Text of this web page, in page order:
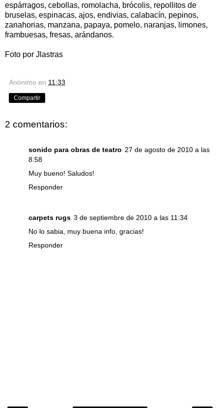
espárragos, cebollas, romolacha, brócolis, repollitos de
bruselas, espinacas, ajos, endivias, calabacín, pepinos,
zanahorias, manzana, papaya, pomelo, naranjas, limones,
frambuesas, fresas, arándanos.
Foto por Jlastras
Anónimo en 11:33
Compartir
2 comentarios:
sonido para obras de teatro 27 de agosto de 2010 a las
8:58
Muy bueno! Saludos!
Responder
carpets rugs 3 de septiembre de 2010 a las 11:34
No lo sabia, muy buena info, gracias!
Responder